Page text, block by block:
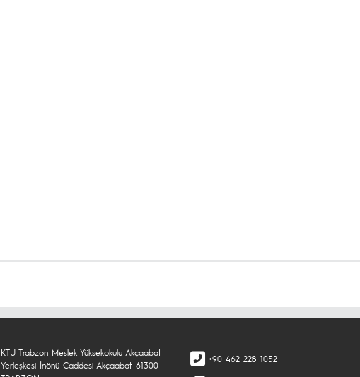
KTÜ Trabzon Meslek Yüksekokulu Akçaabat
Yerleşkesi İnönü Caddesi Akçaabat-61300
+90 462 228 1052